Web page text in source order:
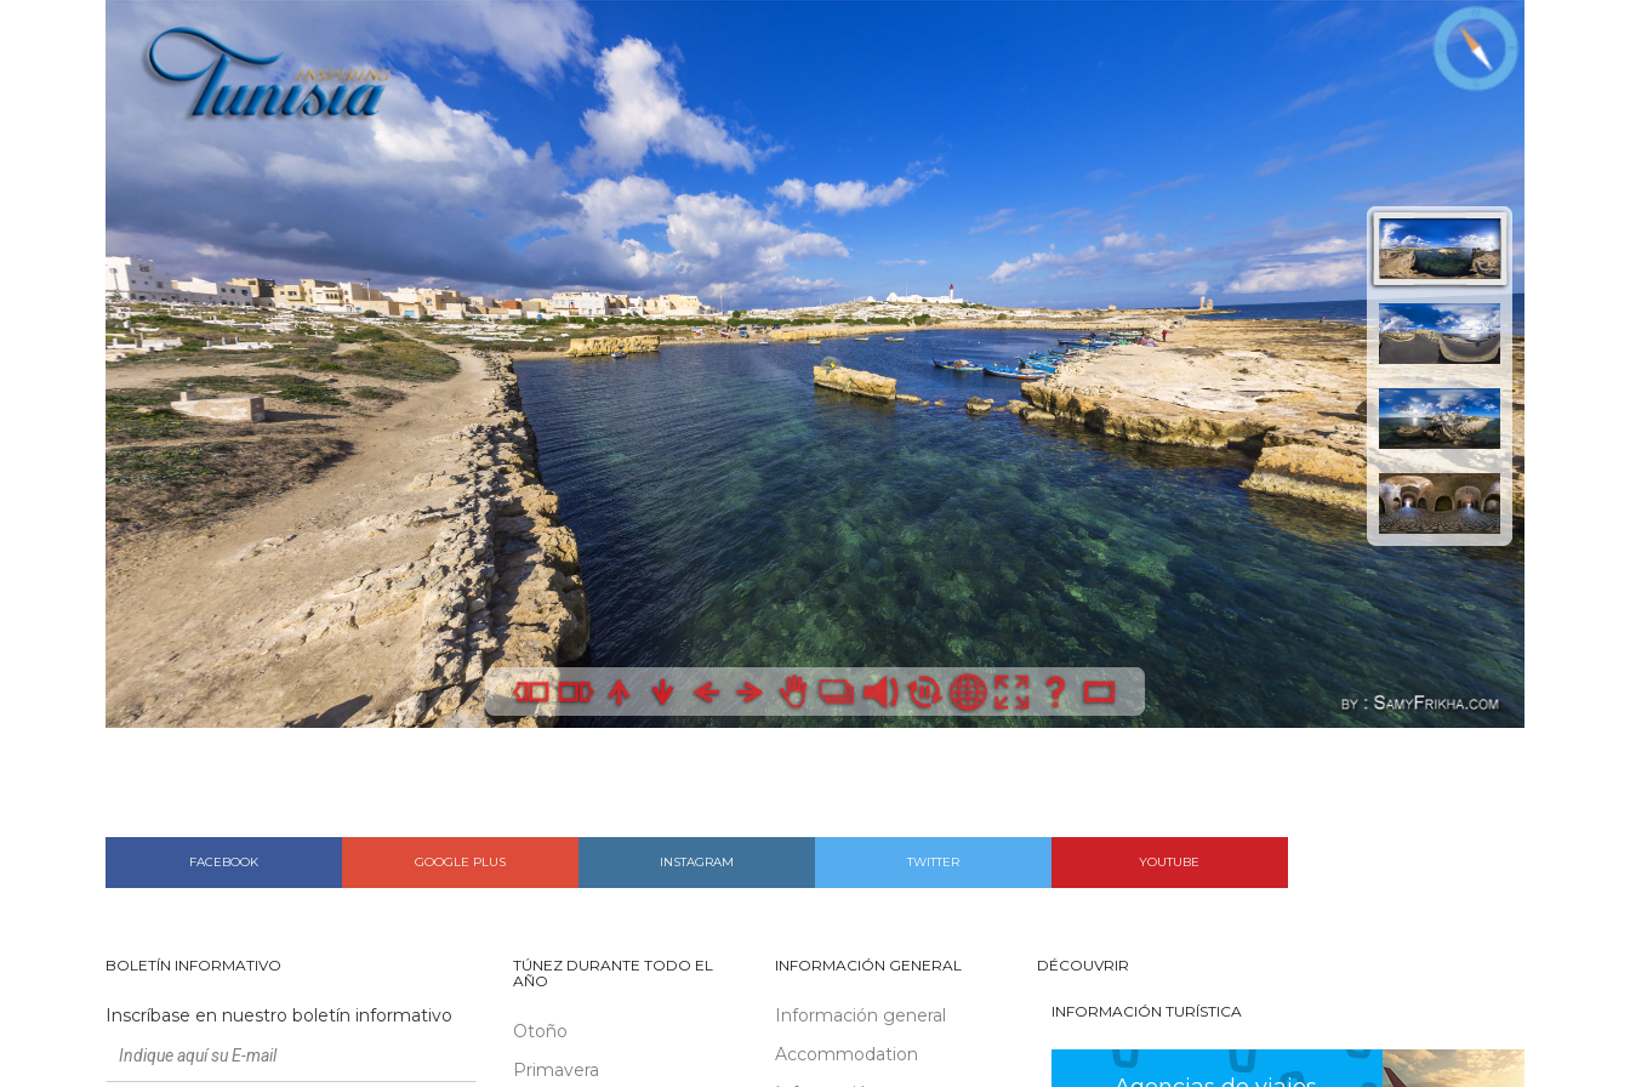
FACEBOOK GOOGLE PLUS INSTAGRAM TWITTER YOUTUBE
BOLETÍN INFORMATIVO
Inscríbase en nuestro boletín informativo
TÚNEZ DURANTE TODO EL
AÑO
Otoño
Primavera
INFORMACIÓN GENERAL
Información general
Accommodation
DÉCOUVRIR
INFORMACIÓN TURÍSTICA